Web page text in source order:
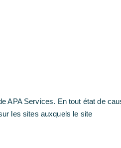
APA Services. En tout état de
les sites auxquels le site